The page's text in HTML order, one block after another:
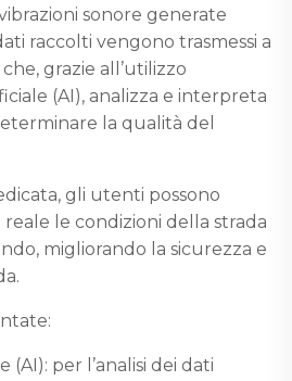
sonore generate
raccolti vengono trasmessi a
grazie all’utilizzo
(AI), analizza e interpreta
la qualità del
gli utenti possono
le condizioni della strada
migliorando la sicurezza e
per l’analisi dei dati